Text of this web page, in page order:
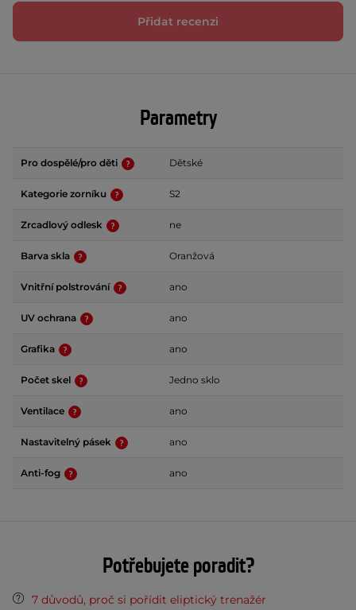
Přidat recenzi
Parametry
Pro dospělé/pro děti Dětské
Kategorie zorníku S2
Zrcadlový odlesk ne
Barva skla Oranžová
Vnitřní polstrování ano
UV ochrana ano
Grafika ano
Počet skel Jedno sklo
Ventilace ano
Nastavitelný pásek ano
Anti-fog ano
Potřebujete poradit?
7 důvodů, proč si pořídit eliptický trenažér